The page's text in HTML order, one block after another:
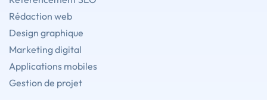
Rédaction web
Design graphique
Marketing digital
Applications mobiles
Gestion de projet